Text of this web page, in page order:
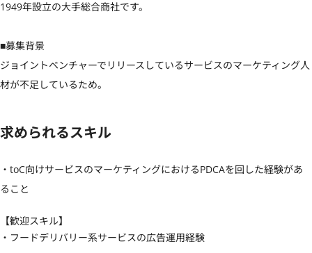
1949年設立の大手総合商社です。
■募集背景
ジョイントベンチャーでリリースしているサービスのマーケティング人
材が不足しているため。
求められるスキル
・toC向けサービスのマーケティングにおけるPDCAを回した経験があ
ること
【歓迎スキル】
・フードデリバリー系サービスの広告運用経験